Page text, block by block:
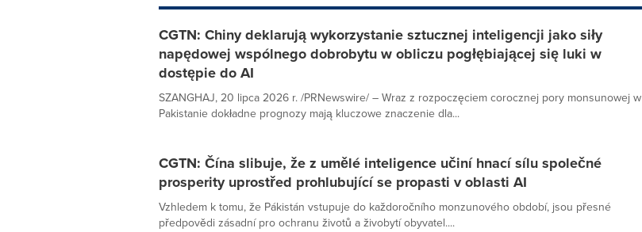
CGTN: Chiny deklarują wykorzystanie sztucznej inteligencji jako siły
napędowej wspólnego dobrobytu w obliczu pogłębiającej się luki w
dostępie do AI
SZANGHAJ, 20 lipca 2026 r. /PRNewswire/ – Wraz z rozpoczęciem corocznej pory monsunowej w
Pakistanie dokładne prognozy mają kluczowe znaczenie dla...
CGTN: Čína slibuje, že z umělé inteligence učiní hnací sílu společné
prosperity uprostřed prohlubující se propasti v oblasti AI
Vzhledem k tomu, že Pákistán vstupuje do každoročního monzunového období, jsou přesné
předpovědi zásadní pro ochranu životů a živobytí obyvatel....